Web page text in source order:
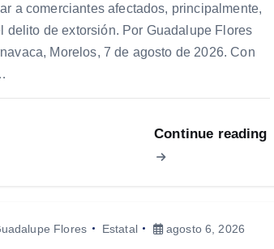
a comerciantes afectados, principalmente,
delito de extorsión. Por Guadalupe Flores
Morelos, 7 de agosto de 2026. Con
Continue reading
Flores Estatal agosto 6, 2026